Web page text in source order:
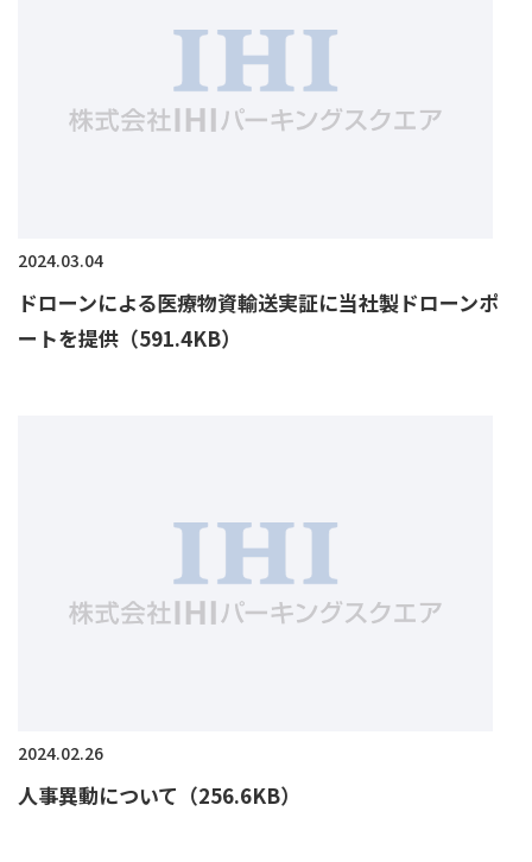
2024.03.04
ドローンによる医療物資輸送実証に当社製ドローンポ
ートを提供（591.4KB）
2024.02.26
人事異動について（256.6KB）